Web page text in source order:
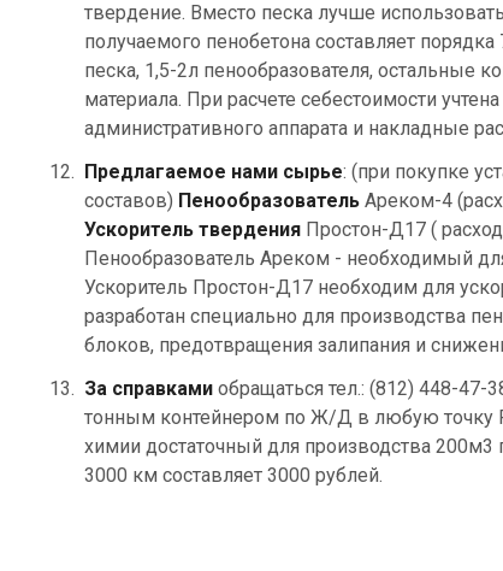
твердение. Вместо песка лучше
получаемого пенобетона составляет
песка, 1,5-2л пенообразователя, остальные
материала. При расчете себестоимости
административного аппарата и накладные
Предлагаемое нами сырье: (при покупке
составов) Пенообразователь Ареком-4
Ускоритель твердения Простон-Д17 (
Пенообразователь Ареком - необходимый
Ускоритель Простон-Д17 необходим для
разработан специально для производства
блоков, предотвращения залипания и
За справками обращаться тел.: (812) 448-
тонным контейнером по Ж/Д в любую точку
химии достаточный для производства 200м3
3000 км составляет 3000 рублей.